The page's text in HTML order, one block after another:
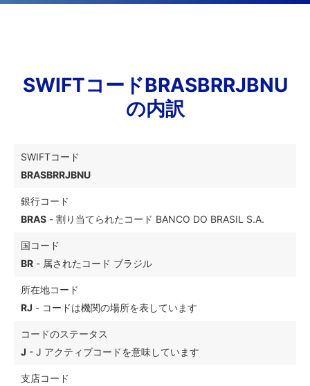
SWIFTコードBRASBRRJBNU
の内訳
SWIFTコード
BRASBRRJBNU
銀行コード
BRAS - 割り当てられたコード BANCO DO BRASIL S.A.
国コード
BR - 属されたコード ブラジル
所在地コード
RJ - コードは機関の場所を表しています
コードのステータス
J - J アクティブコードを意味しています
支店コード